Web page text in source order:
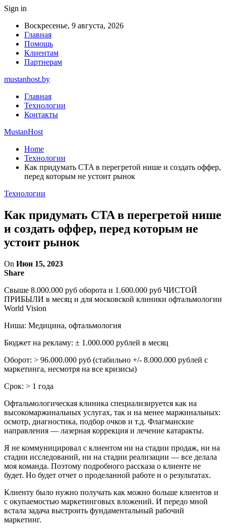
Sign in
Воскресенье, 9 августа, 2026
Главная
Помощь
Клиентам
Партнерам
mustanhost.by
Главная
Технологии
Контакты
MustanHost
Home
Технологии
Как придумать CTA в перегретой нише и создать оффер,
перед которым не устоит рынок
Технологии
Как придумать CTA в перегретой нише
и создать оффер, перед которым не
устоит рынок
On Июн 15, 2023
Share
Свыше 8.000.000 руб оборота и 1.600.000 руб ЧИСТОЙ
ПРИБЫЛИ в месяц и для московской клиники офтальмологии
World Vision
Ниша: Медицина, офтальмология
Бюджет на рекламу: ± 1.000.000 рублей в месяц
Оборот: > 96.000.000 руб (стабильно +/- 8.000.000 рублей с
маркетинга, несмотря на все кризисы)
Срок: > 1 года
Офтальмологическая клиника специализируется как на
высокомаржинальных услугах, так и на менее маржинальных:
осмотр, диагностика, подбор очков и т.д. Флагманские
направления — лазерная коррекция и лечение катаракты.
Я не коммуницировал с клиентом ни на стадии продаж, ни на
стадии исследований, ни на стадии реализации — все делала
моя команда. Поэтому подробного рассказа о клиенте не
будет. Но будет отчет о проделанной работе и о результатах.
Клиенту было нужно получать как можно больше клиентов и
с окупаемостью маркетинговых вложений. И передо мной
встала задача выстроить фундаментальный рабочий
маркетинг.